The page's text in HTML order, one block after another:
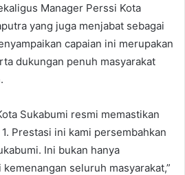
Manager Perssi Kota
yang juga menjabat sebagai
capaian ini merupakan
dukungan penuh masyarakat
Sukabumi resmi memastikan
Prestasi ini kami persembahkan
Ini bukan hanya
seluruh masyarakat,”